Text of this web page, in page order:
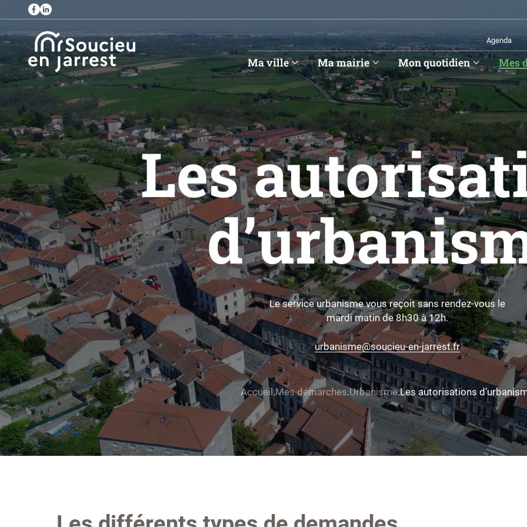
Ma ville Ma mairie Mon quotidien Mes
Agenda
Les
Le service urbanisme vous reçoit sans rendez-vous le
mardi matin de 8h30 à 12h.
urbanisme@soucieu-en-jarrest.fr
Accueil Mes démarches Urbanisme Les autorisations